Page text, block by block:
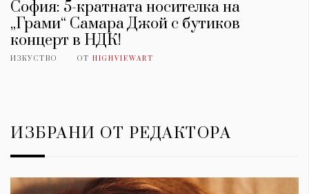
София: 5-кратната носителка на
„Грами“ Самара Джой с бутиков
концерт в НДК!
ИЗКУСТВО ОТ HIGHVIEWART
ИЗБРАНИ ОТ РЕДАКТОРА